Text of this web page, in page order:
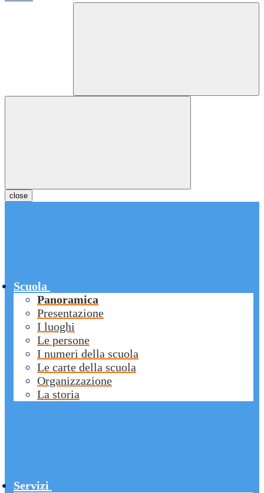
close
Scuola
Panoramica
Presentazione
I luoghi
Le persone
I numeri della scuola
Le carte della scuola
Organizzazione
La storia
Servizi